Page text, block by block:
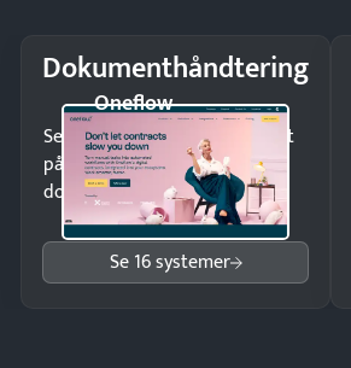
Dokumenthåndtering
Oneflow
Send kontrakter til underskrift
på minutter og mist ingen
dokumenter.
Se 16 systemer